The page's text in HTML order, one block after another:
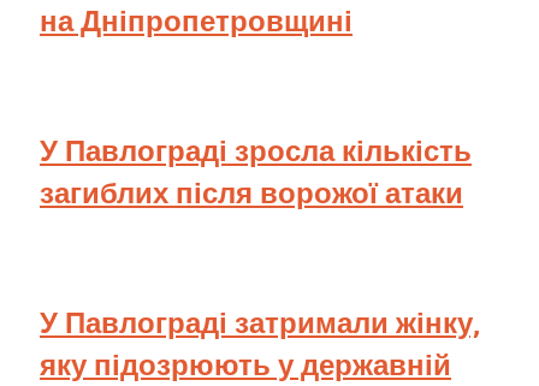
на Дніпропетровщині
У Павлограді зросла кількість
загиблих після ворожої атаки
У Павлограді затримали жінку,
яку підозрюють у державній